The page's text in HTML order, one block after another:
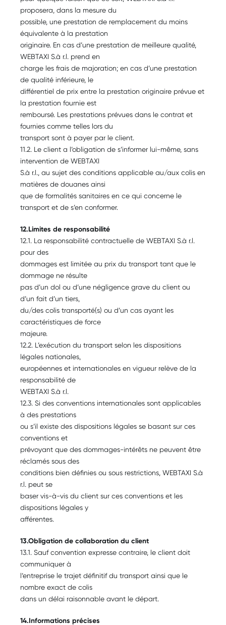
proposera, dans la mesure du
possible, une prestation de remplacement du moins
équivalente à la prestation
originaire. En cas d’une prestation de meilleure qualité,
WEBTAXI S.à r.l. prend en
charge les frais de majoration; en cas d’une prestation
de qualité inférieure, le
différentiel de prix entre la prestation originaire prévue et
la prestation fournie est
remboursé. Les prestations prévues dans le contrat et
fournies comme telles lors du
transport sont à payer par le client.
11.2. Le client a l’obligation de s’informer lui-même, sans
intervention de WEBTAXI
S.à r.l., au sujet des conditions applicable au/aux colis en
matières de douanes ainsi
que de formalités sanitaires en ce qui concerne le
transport et de s’en conformer.
12.Limites de responsabilité
12.1. La responsabilité contractuelle de WEBTAXI S.à r.l.
pour des
dommages est limitée au prix du transport tant que le
dommage ne résulte
pas d’un dol ou d’une négligence grave du client ou
d’un fait d’un tiers,
du/des colis transporté(s) ou d’un cas ayant les
caractéristiques de force
majeure.
12.2. L’exécution du transport selon les dispositions
légales nationales,
européennes et internationales en vigueur relève de la
responsabilité de
WEBTAXI S.à r.l.
12.3. Si des conventions internationales sont applicables
à des prestations
ou s’il existe des dispositions légales se basant sur ces
conventions et
prévoyant que des dommages-intérêts ne peuvent être
réclamés sous des
conditions bien définies ou sous restrictions, WEBTAXI S.à
r.l. peut se
baser vis-à-vis du client sur ces conventions et les
dispositions légales y
afférentes.
13.Obligation de collaboration du client
13.1. Sauf convention expresse contraire, le client doit
communiquer à
l’entreprise le trajet définitif du transport ainsi que le
nombre exact de colis
dans un délai raisonnable avant le départ.
14.Informations précises